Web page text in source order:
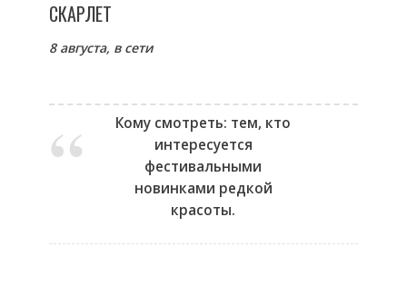
СКАРЛЕТ
8 августа, в сети
Кому смотреть: тем, кто
интересуется
фестивальными
новинками редкой
красоты.